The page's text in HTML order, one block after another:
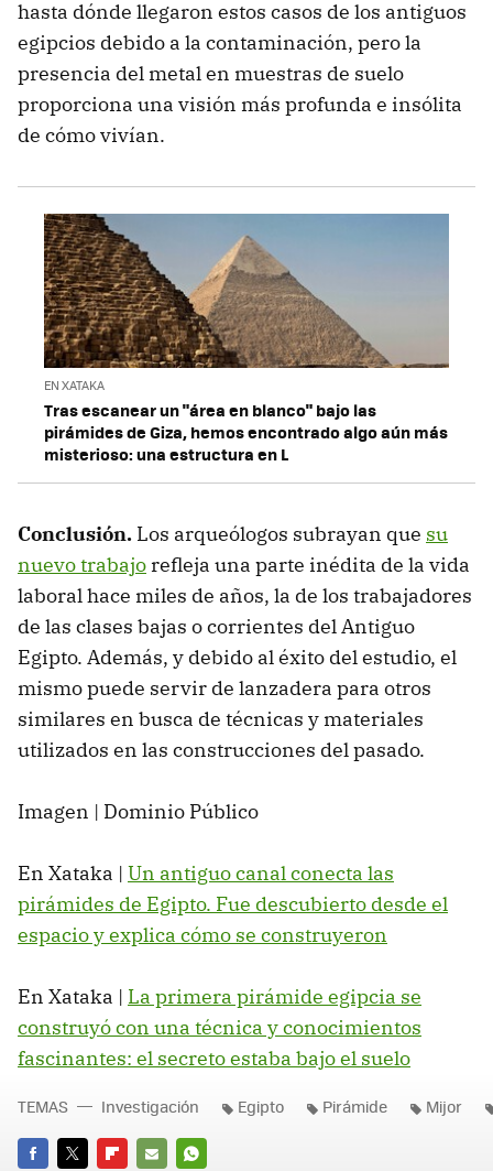
hasta dónde llegaron estos casos de los antiguos
egipcios debido a la contaminación, pero la
presencia del metal en muestras de suelo
proporciona una visión más profunda e insólita
de cómo vivían.
EN XATAKA
Tras escanear un "área en blanco" bajo las
pirámides de Giza, hemos encontrado algo aún más
misterioso: una estructura en L
Conclusión. Los arqueólogos subrayan que su
nuevo trabajo refleja una parte inédita de la vida
laboral hace miles de años, la de los trabajadores
de las clases bajas o corrientes del Antiguo
Egipto. Además, y debido al éxito del estudio, el
mismo puede servir de lanzadera para otros
similares en busca de técnicas y materiales
utilizados en las construcciones del pasado.
Imagen | Dominio Público
En Xataka | Un antiguo canal conecta las
pirámides de Egipto. Fue descubierto desde el
espacio y explica cómo se construyeron
En Xataka | La primera pirámide egipcia se
construyó con una técnica y conocimientos
fascinantes: el secreto estaba bajo el suelo
TEMAS Investigación Egipto Pirámide Mijor